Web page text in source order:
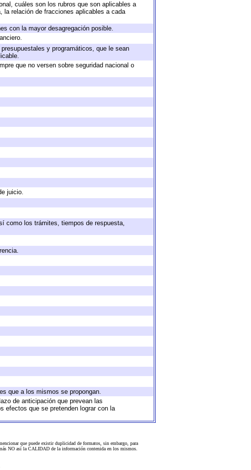
cuáles son los rubros que son aplicables a
la relación de fracciones aplicables a cada
con la mayor desagregación posible.
y programáticos, que le sean
que no versen sobre seguridad nacional o
juicio.
como los trámites, tiempos de respuesta,
que a los mismos se propongan.
de anticipación que prevean las
efectos que se pretenden lograr con la
que puede existir duplicidad de formatos, sin embargo, para
NO así la CALIDAD de la información contenida en los mismos.